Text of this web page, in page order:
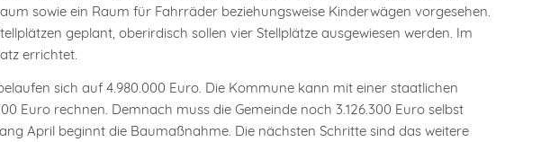
sowie ein Raum für Fahrräder beziehungsweise Kinderwägen vorgesehen.
geplant, oberirdisch sollen vier Stellplätze ausgewiesen werden. Im
errichtet.
sich auf 4.980.000 Euro. Die Kommune kann mit einer staatlichen
Euro rechnen. Demnach muss die Gemeinde noch 3.126.300 Euro selbst
April beginnt die Baumaßnahme. Die nächsten Schritte sind das weitere